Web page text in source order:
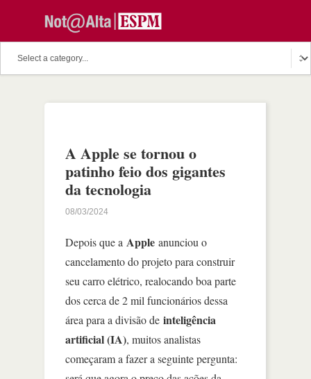
A Apple se tornou o
patinho feio dos gigantes
da tecnologia
08/03/2024
Depois que a Apple anunciou o
cancelamento do projeto para construir
seu carro elétrico, realocando boa parte
dos cerca de 2 mil funcionários dessa
área para a divisão de inteligência
artificial (IA), muitos analistas
começaram a fazer a seguinte pergunta: